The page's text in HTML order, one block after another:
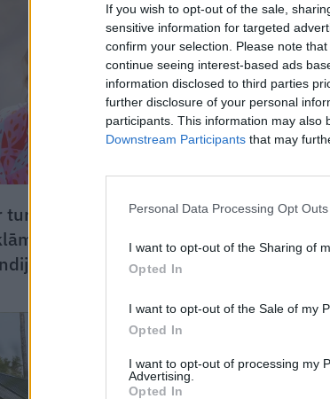
If you wish to opt-out of the sale,
sensitive information for targeted
confirm your selection. Please note
continue seeing interest-based ads
information disclosed to third parties
further disclosure of your personal
participants. This information may also
Downstream Participants that may
Personal Data Processing Opt Outs
I want to opt-out of the Sharing of
Opted In
I want to opt-out of the Sale of my
Opted In
I want to opt-out of processing my
Advertising.
Opted In
tur, ārā.» Nora Kirta
aģentūras līdz
IEDVESMOJOŠS
Dzīves
Lazdāne. Par